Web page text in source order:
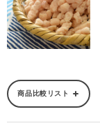
商品比較リスト